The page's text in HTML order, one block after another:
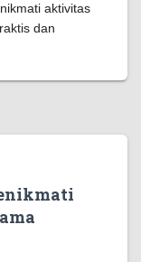
aktivitas
dan